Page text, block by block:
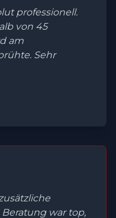
professionell.
von 45
am
Sehr
war top,